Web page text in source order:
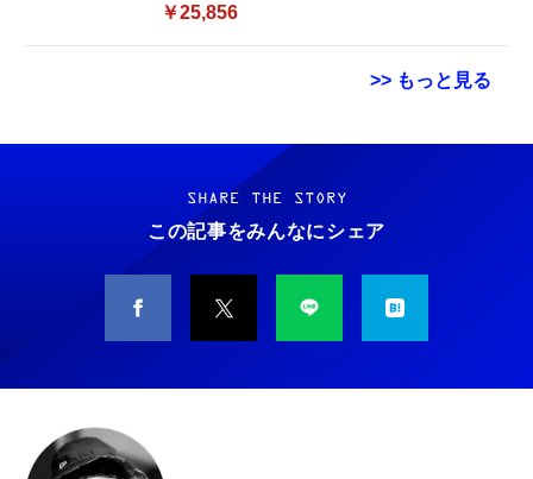
￥25,856
>> もっと見る
【ダウンロード版】契約事務手数料が無料に
なるmineoエントリーパッケージ
docomo/au/SoftBankの3回線が選べる格安
SIMカード【Amazon.co.jp限定】
￥100
【DL版】【初期費用3,300円が無料 ※1契約者
2回線/年に限り】IIJmioえらべるSIMカード
￥290
対応 ケーブル一体型 1.5m PSE認証品 GaN採
【New】Amazon Fire TV Stick HD | 手軽に
ストリーミングをはじめよう | ストリーミン
グメディアプレイヤー
￥6,980
【New】Amazon Fire TV Stick HD | 手軽に
ストリーミングをはじめよう | ストリーミン
￥6,980
質ストリーミング | ストリーミングメディア
コカ・コーラ 綾鷹 525mlPET×24本
￥1,663
コカ・コーラ 爽健美茶 600mlPET×24本
￥1,882
SHARE THE STORY
この記事をみんなにシェア